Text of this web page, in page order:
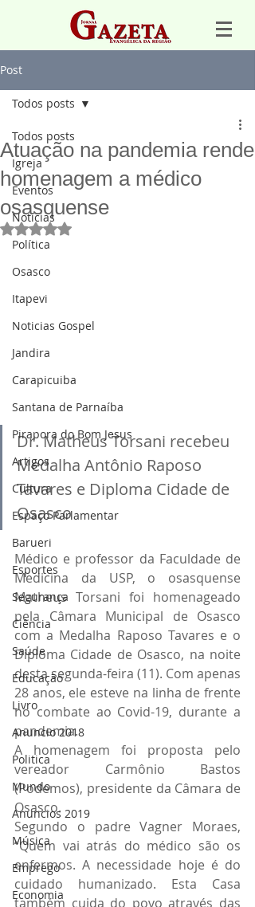
Post
Todos posts
Igreja
Eventos
Notícias
Política
Osasco
Itapevi
Noticias Gospel
Jandira
Carapicuiba
Santana de Parnaíba
Pirapora do Bom Jesus
Artigos
Cultura
Espaço Parlamentar
Barueri
Esportes
Segurança
Ciência
Saúde
Educação
Livro
Anuncio 2018
Politica
Mundo
Anuncios 2019
Música
Emprego
Economia
Todos posts
Atuação na pandemia rende
homenagem a médico
osasquense
Avaliado com NaN de 5 estrelas.
Dr. Matheus Torsani recebeu
Medalha Antônio Raposo
Tavares e Diploma Cidade de
Osasco
Médico e professor da Faculdade de
Medicina da USP, o osasquense
Matheus Torsani foi homenageado
pela Câmara Municipal de Osasco
com a Medalha Raposo Tavares e o
Diploma Cidade de Osasco, na noite
desta segunda-feira (11). Com apenas
28 anos, ele esteve na linha de frente
no combate ao Covid-19, durante a
pandemia.
A homenagem foi proposta pelo
vereador Carmônio Bastos
(Podemos), presidente da Câmara de
Osasco.
Segundo o padre Vagner Moraes,
“Quem vai atrás do médico são os
enfermos. A necessidade hoje é do
cuidado humanizado. Esta Casa
também cuida do povo através das